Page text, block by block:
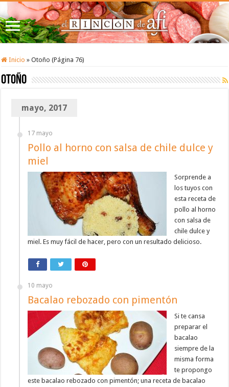
Inicio » Otoño (Página 76)
Otoño
mayo, 2017
17 mayo
Pollo al horno con salsa de chile dulce y
miel
Sorprende a
los tuyos con
esta receta de
pollo al horno
con salsa de
chile dulce y
miel. Es muy fácil de hacer, pero con un resultado delicioso.
10 mayo
Bacalao rebozado con pimentón
Si te cansa
preparar el
bacalao
siempre de la
misma forma
te propongo
este bacalao rebozado con pimentón; una receta de bacalao